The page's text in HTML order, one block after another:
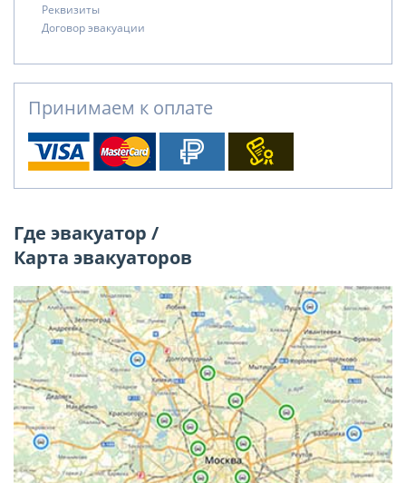
Реквизиты
Договор эвакуации
Принимаем к оплате
Где эвакуатор /
Карта эвакуаторов